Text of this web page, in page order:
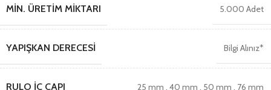
MIN. ÜRETIM MIKTARI 5.000 Adet
YAPIŞKAN DERECESI Bilgi Alınız*
RULO İÇ ÇAPI 25 mm 40 mm 50 mm 76 mm